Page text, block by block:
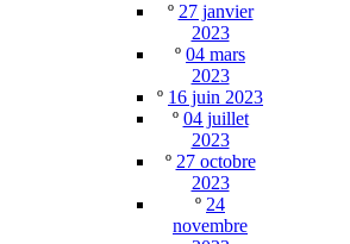
º 27 janvier
2023
º 04 mars
2023
º 16 juin 2023
º 04 juillet
2023
º 27 octobre
2023
º 24
novembre